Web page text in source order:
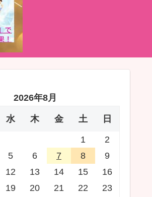
2026年8月
水 木 金 土 日
1
2
5 6 7 8
9
12 13 14 15
16
19 20 21 22
23